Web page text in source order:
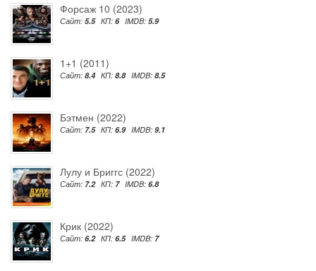
Форсаж 10 (2023)
Сайт: 5.5 КП: 6 IMDB: 5.9
1+1 (2011)
Сайт: 8.4 КП: 8.8 IMDB: 8.5
Бэтмен (2022)
Сайт: 7.5 КП: 6.9 IMDB: 9.1
Лулу и Бриггс (2022)
Сайт: 7.2 КП: 7 IMDB: 6.8
Крик (2022)
Сайт: 6.2 КП: 6.5 IMDB: 7